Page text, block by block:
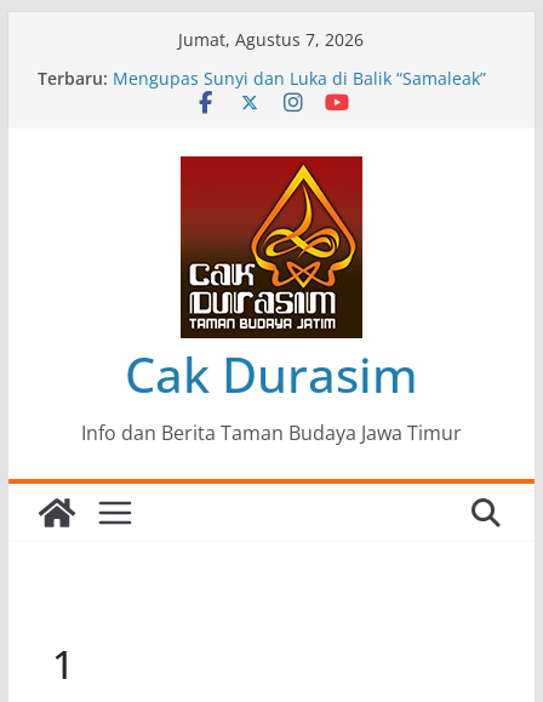
Jumat, Agustus 7, 2026
Terbaru: Pameran Lukisan Komunitas Patria Seni Rupa
Kota Blitar : Ketika “Bergerak” Menjadi Mantra
Mengupas Sunyi dan Luka di Balik “Samaleak”
Menjaga Marwah Seni dan Budaya: Catatan
Kunjungan Kerja Ir. Bambang Haryo Soekartono
(BHS) Anggota DPR RI ke Taman Budaya Jawa
Pameran Tunggal 35 Karya Agus Koecink
“Tumbang Tambang”, Ungkapan Kritis Tentang
Derita Pekerja Pertambangan
Cak Durasim
Info dan Berita Taman Budaya Jawa Timur
1